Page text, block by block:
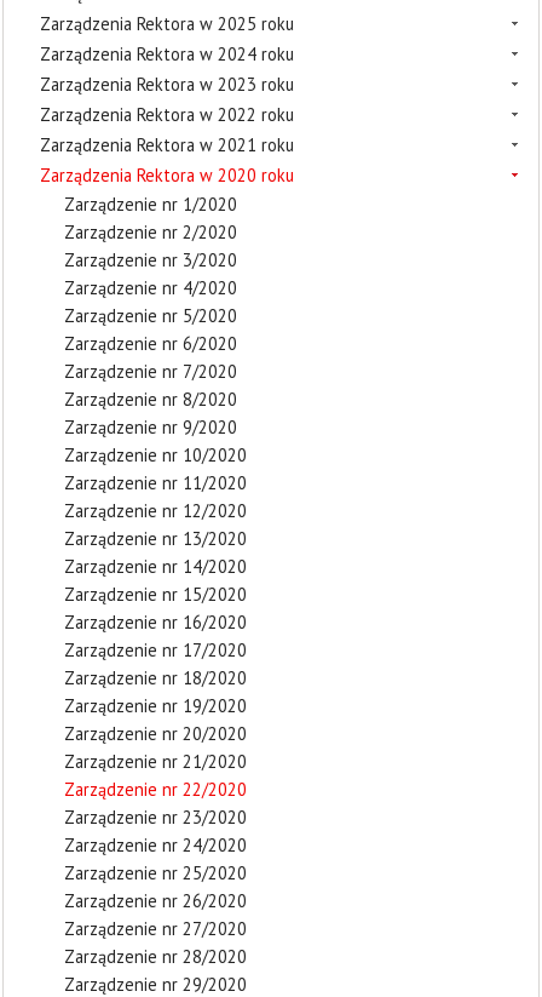
Zarządzenia Rektora w 2025 roku
Zarządzenia Rektora w 2024 roku
Zarządzenia Rektora w 2023 roku
Zarządzenia Rektora w 2022 roku
Zarządzenia Rektora w 2021 roku
Zarządzenia Rektora w 2020 roku
Zarządzenie nr 1/2020
Zarządzenie nr 2/2020
Zarządzenie nr 3/2020
Zarządzenie nr 4/2020
Zarządzenie nr 5/2020
Zarządzenie nr 6/2020
Zarządzenie nr 7/2020
Zarządzenie nr 8/2020
Zarządzenie nr 9/2020
Zarządzenie nr 10/2020
Zarządzenie nr 11/2020
Zarządzenie nr 12/2020
Zarządzenie nr 13/2020
Zarządzenie nr 14/2020
Zarządzenie nr 15/2020
Zarządzenie nr 16/2020
Zarządzenie nr 17/2020
Zarządzenie nr 18/2020
Zarządzenie nr 19/2020
Zarządzenie nr 20/2020
Zarządzenie nr 21/2020
Zarządzenie nr 22/2020
Zarządzenie nr 23/2020
Zarządzenie nr 24/2020
Zarządzenie nr 25/2020
Zarządzenie nr 26/2020
Zarządzenie nr 27/2020
Zarządzenie nr 28/2020
Zarządzenie nr 29/2020